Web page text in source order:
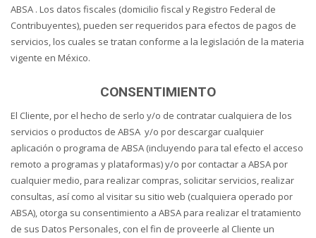
ABSA . Los datos fiscales (domicilio fiscal y Registro Federal de
Contribuyentes), pueden ser requeridos para efectos de pagos de
servicios, los cuales se tratan conforme a la legislación de la materia
vigente en México.
CONSENTIMIENTO
El Cliente, por el hecho de serlo y/o de contratar cualquiera de los
servicios o productos de ABSA y/o por descargar cualquier
aplicación o programa de ABSA (incluyendo para tal efecto el acceso
remoto a programas y plataformas) y/o por contactar a ABSA por
cualquier medio, para realizar compras, solicitar servicios, realizar
consultas, así como al visitar su sitio web (cualquiera operado por
ABSA), otorga su consentimiento a ABSA para realizar el tratamiento
de sus Datos Personales, con el fin de proveerle al Cliente un